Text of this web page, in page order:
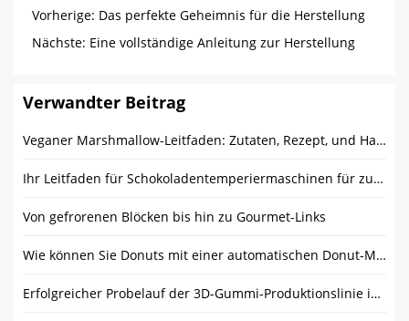
Vorherige: Das perfekte Geheimnis für die Herstellung
von Lollipop-Formmaschinen
Nächste: Eine vollständige Anleitung zur Herstellung
Verwandter Beitrag
Veganer Marshmallow-Leitfaden: Zutaten, Rezept, und Hauptunterschiede
Ihr Leitfaden für Schokoladentemperiermaschinen für zu Hause
Von gefrorenen Blöcken bis hin zu Gourmet-Links
Wie können Sie Donuts mit einer automatischen Donut-Maschine herstellen?
Erfolgreicher Probelauf der 3D-Gummi-Produktionslinie in der Gondor-Fabrik